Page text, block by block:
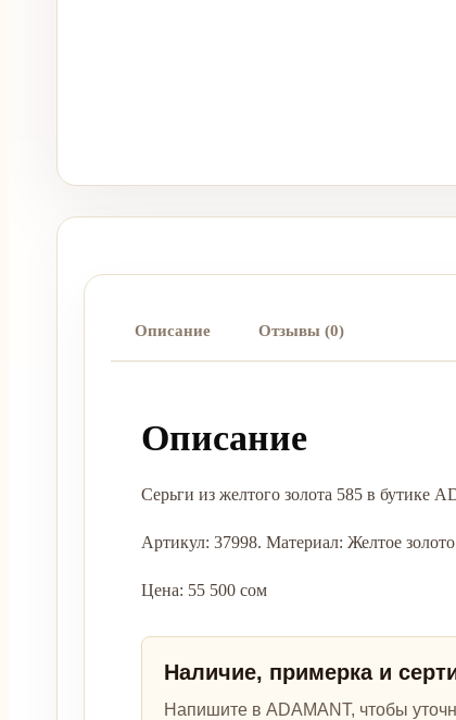
Описание Отзывы (0)
Описание
Серьги из желтого золота 585 в бутике
Артикул: 37998. Материал: Желтое
Цена: 55 500 сом
Наличие, примерка и
Напишите в ADAMANT, чтобы